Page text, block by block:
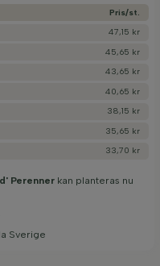
Pris/­st.
47,15 kr
45,65 kr
43,65 kr
40,65 kr
38,15 kr
35,65 kr
33,70 kr
Perenner kan planteras nu
Sverige